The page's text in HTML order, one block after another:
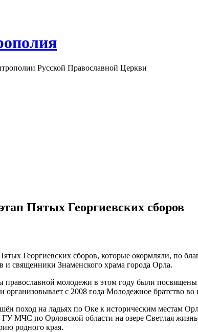
Русской Православной Церкви
Пятых Георгиевских сборов
Георгиевских сборов, которые окормляли, по
священники Знаменского храма города Орла.
православной молодежи в этом году были посвящены
организовывает с 2008 года Молодежное братство
поход на ладьях по Оке к историческим местам
МЧС по Орловской области на озере Светлая
родного края.